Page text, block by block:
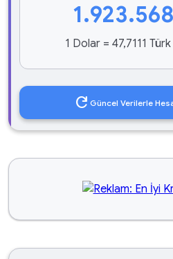
1 Dolar = 47,7111
refresh Güncel Verilerle